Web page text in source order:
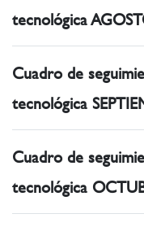
tecnológica
Cuadro de
tecnológica
Cuadro de
tecnológica